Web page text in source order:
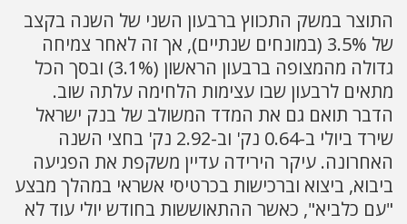
התוצר במשק התכווץ ברבעון השני של השנה בקצב
של 3.5% (במונחים שנתיים), אך זה לאחר צמיחה
גדולה מהמצופה ברבעון הראשון (3.1%) ובסך הכל
מתאים לרבעון שבו עצימות הלחימה עלתה שוב.
הדבר תואם גם את המדד המשולב של בנק ישראל
שירד ביולי ב-0.64 נק' וב-2.92 נק' בחצי השנה
האחרונה. עיקר הירידה עדיין משקפת את הפגיעה
ביבוא, ביצוא וברכישות בכרטיסי אשראי במהלך מבצע
"עם כלביא", כאשר ההתאוששות בחודש יולי עוד לא